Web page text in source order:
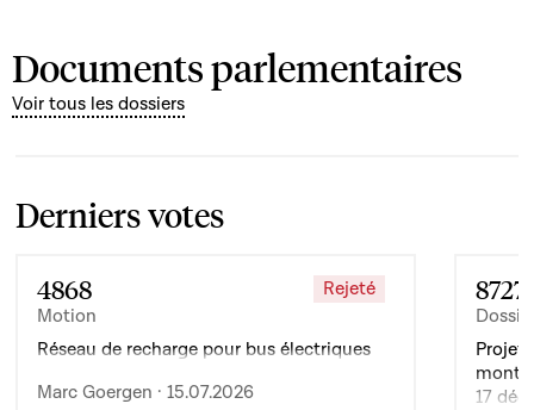
Documents parlementaires
Voir tous les dossiers
Derniers votes
4868
Motion
Rejeté
Réseau de recharge pour bus électriques
Marc Goergen · 15.07.2026
8727
Projet
17